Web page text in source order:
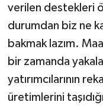
verilen destekleri
durumdan biz ne
bakmak lazım.
bir zamanda
yatırımcılarının
üretimlerini